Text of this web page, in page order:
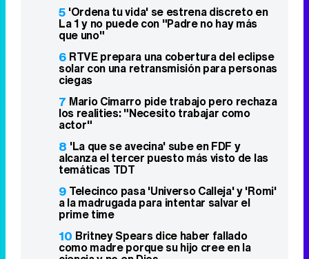
5 'Ordena tu vida' se estrena discreto en
La 1 y no puede con "Padre no hay más
que uno"
6 RTVE prepara una cobertura del eclipse
solar con una retransmisión para personas
ciegas
7 Mario Cimarro pide trabajo pero rechaza
los realities: "Necesito trabajar como
actor"
8 'La que se avecina' sube en FDF y
alcanza el tercer puesto más visto de las
temáticas TDT
9 Telecinco pasa 'Universo Calleja' y 'Romi'
a la madrugada para intentar salvar el
prime time
10 Britney Spears dice haber fallado
como madre porque su hijo cree en la